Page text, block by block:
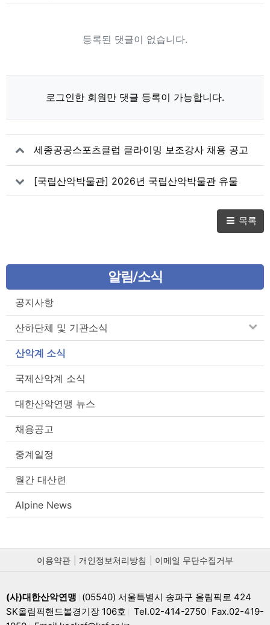
등록된 댓글이 없습니다.
로그인한 회원만 댓글 등록이 가능합니다.
세종공공스포츠클럽 클라이밍 보조강사 채용 공고
[국립산악박물관] 2026년 국립산악박물관 유물
공개구입
목록
알림/소식
공지사항
산하단체 및 기관소식
산악계 소식
국제산악계 소식
대한산악연맹 뉴스
채용공고
중계일정
월간 대산련
Alpine News
이용약관 개인정보처리방침 이메일 무단수집거부
(사)대한산악연맹 (05540) 서울특별시 송파구 올림픽로 424
SK올림픽핸드볼경기장 106호
Tel.02-414-2750 Fax.02-419-